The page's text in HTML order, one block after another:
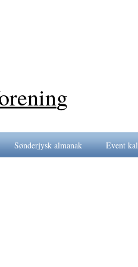
g
Sønderjysk almanak Event